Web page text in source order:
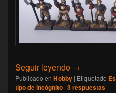
Seguir leyendo [Hobby]
→
Publicado en Hobby | Etiquetado
tipo de incógnito | 3respuestas